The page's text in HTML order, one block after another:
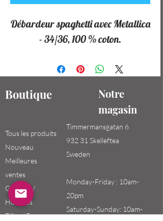
Débardeur spaghetti avec Metallica
- 34/36, 100 % coton.
Boutique
Notre
magasin
Tous les produits
Nouveau
Meilleures
ventes
Garçons /
Hommes
Filles / Femmes
Timmermansgatan 6
932 31 Skelleftea
Sweden
Monday-Friday : 10am-
20pm
Saturday-Sunday: 10am-